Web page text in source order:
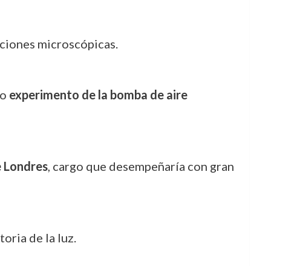
microscópicas.
experimento de la bomba de aire
Londres, cargo que desempeñaría con gran
de la luz.